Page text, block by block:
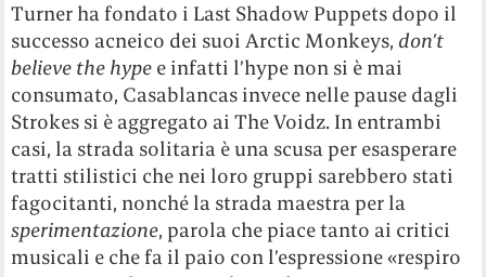
Turner ha fondato i Last Shadow Puppets dopo il
successo acneico dei suoi Arctic Monkeys, don’t
believe the hype e infatti l’hype non si è mai
consumato, Casablancas invece nelle pause dagli
Strokes si è aggregato ai The Voidz. In entrambi
casi, la strada solitaria è una scusa per esasperare
tratti stilistici che nei loro gruppi sarebbero stati
fagocitanti, nonché la strada maestra per la
sperimentazione, parola che piace tanto ai critici
musicali e che fa il paio con l’espressione «respiro